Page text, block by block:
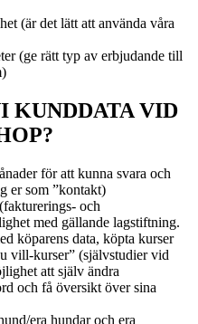
(är det lätt att använda våra
(ge rätt typ av erbjudande till
KUNDDATA VID
för att kunna svara och
er som ”kontakt)
och
med gällande lagstiftning.
köparens data, köpta kurser
vill-kurser” (självstudier vid
att själv ändra
och få översikt över sina
era hundar och era